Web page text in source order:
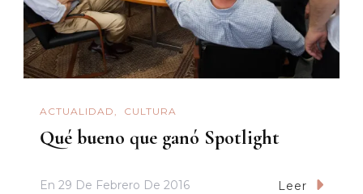
ACTUALIDAD CULTURA
Qué bueno que ganó Spotlight
En 29 De Febrero De 2016 Leer